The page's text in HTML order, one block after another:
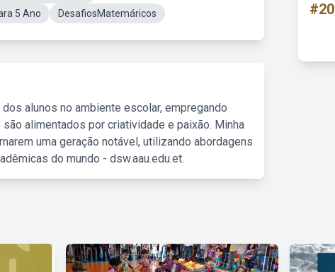
5 Ano DesafiosMatemáricos
alunos no ambiente escolar, empregando
alimentados por criatividade e paixão. Minha
uma geração notável, utilizando abordagens
do mundo - dsw.aau.edu.et.
#20